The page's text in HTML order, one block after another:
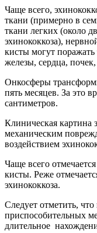
Чаще всего,
ткани (примерно в
ткани легких (около
эхинококкоза),
кисты могут
железы, сердца,
Онкосферы
пять месяцев. За это
сантиметров.
Клиническая картина
механическим
воздействием
Чаще всего
кисты. Реже
эхинококкоза.
Следует отметить,
приспособительных
длительное